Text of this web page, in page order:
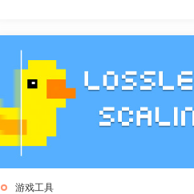
游戏工具